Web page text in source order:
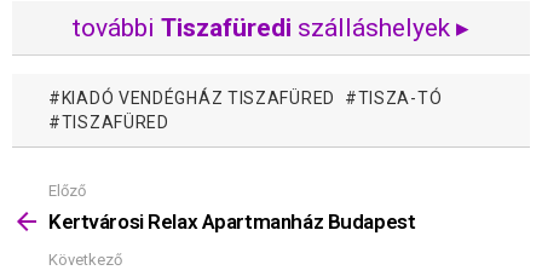
további Tiszafüredi szálláshelyek ▸
KIADÓ VENDÉGHÁZ TISZAFÜRED
TISZA-TÓ
TISZAFÜRED
Mutass
többet
Előző
Kertvárosi Relax Apartmanház Budapest
Következő